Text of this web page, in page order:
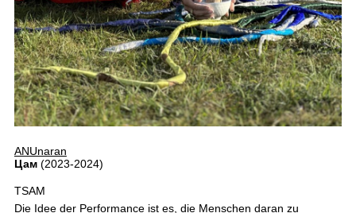
Цам(2023-2024)